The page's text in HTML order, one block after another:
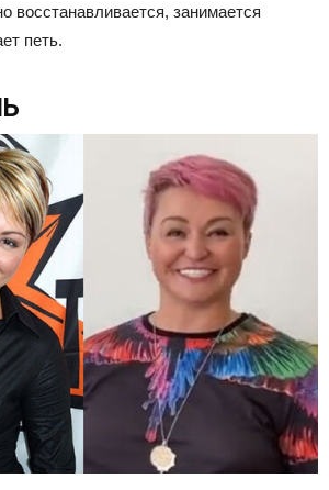
восстанавливается, занимается
петь.